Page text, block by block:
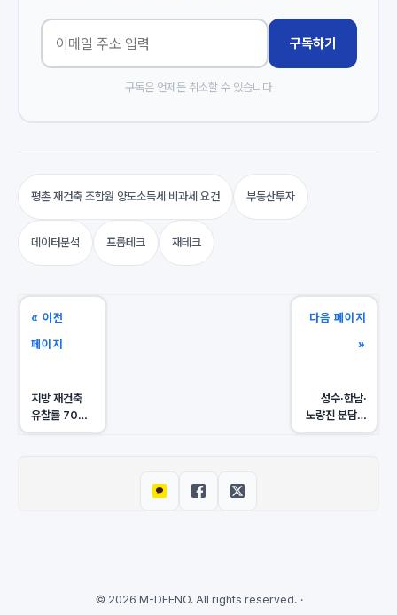
구독하기
구독은 언제든 취소할 수 있습니다
평촌 재건축 조합원 양도소득세 비과세 요건 부동산투자
데이터분석 프롭테크 재테크
« 이전
페이지
지방 재건축
유찰률 70%,
내 아파트
다음 페이지
»
성수·한남·
노량진 분담금
시나리오, 내
© 2026 M-DEENO. All rights reserved. ·